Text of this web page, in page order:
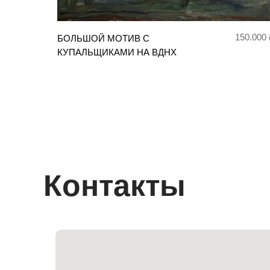
БОЛЬШОЙ МОТИВ С
КУПАЛЬЩИКАМИ НА ВДНХ
150.000
Контакты